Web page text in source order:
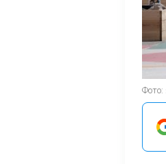
Фото: